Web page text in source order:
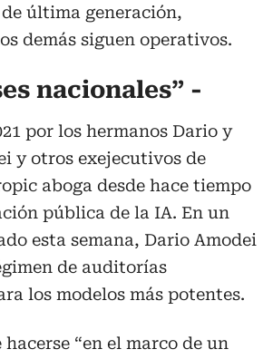
última generación,
demás siguen operativos.
nacionales” -
por los hermanos Dario y
y otros exejecutivos de
aboga desde hace tiempo
pública de la IA. En un
esta semana, Dario Amodei
de auditorías
los modelos más potentes.
hacerse “en el marco de un